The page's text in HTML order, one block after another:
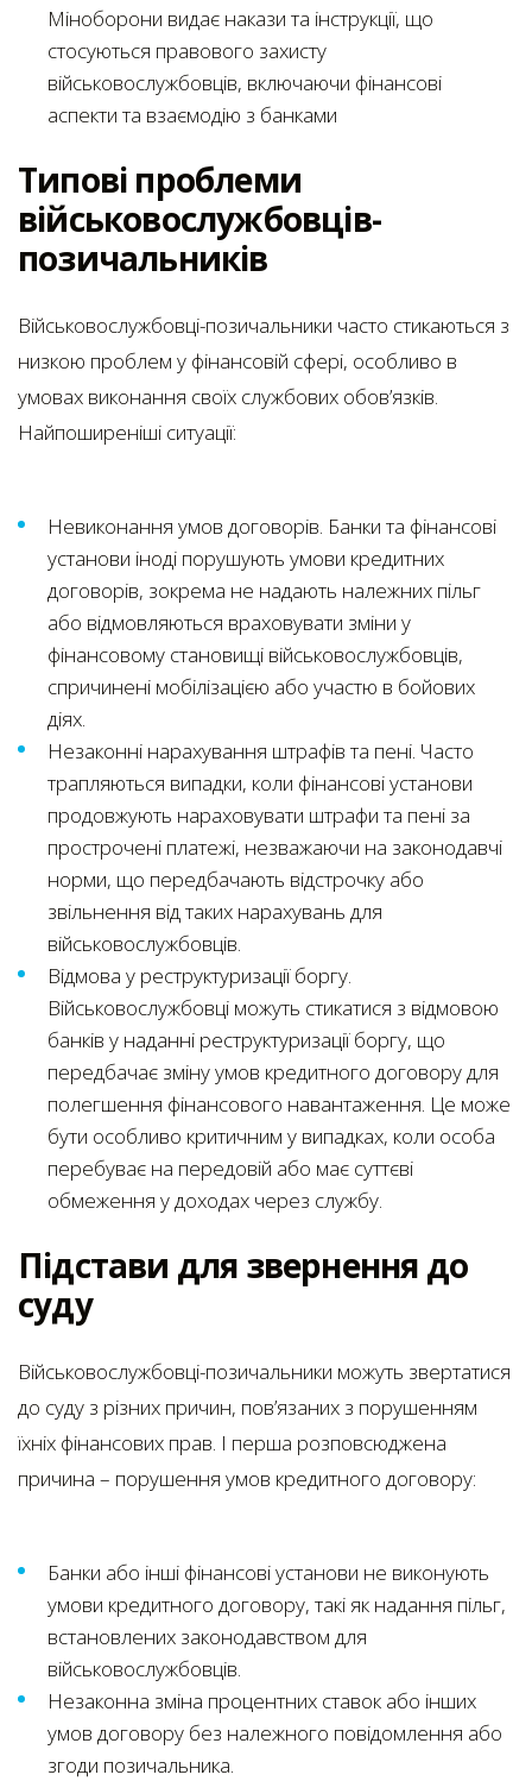
Міноборони видає накази та інструкції, що
стосуються правового захисту
військовослужбовців, включаючи фінансові
аспекти та взаємодію з банками
Типові проблеми
військовослужбовців-
позичальників
Військовослужбовці-позичальники часто стикаються з
низкою проблем у фінансовій сфері, особливо в
умовах виконання своїх службових обов’язків.
Найпоширеніші ситуації:
Невиконання умов договорів. Банки та фінансові
установи іноді порушують умови кредитних
договорів, зокрема не надають належних пільг
або відмовляються враховувати зміни у
фінансовому становищі військовослужбовців,
спричинені мобілізацією або участю в бойових
діях.
Незаконні нарахування штрафів та пені. Часто
трапляються випадки, коли фінансові установи
продовжують нараховувати штрафи та пені за
прострочені платежі, незважаючи на законодавчі
норми, що передбачають відстрочку або
звільнення від таких нарахувань для
військовослужбовців.
Відмова у реструктуризації боргу.
Військовослужбовці можуть стикатися з відмовою
банків у наданні реструктуризації боргу, що
передбачає зміну умов кредитного договору для
полегшення фінансового навантаження. Це може
бути особливо критичним у випадках, коли особа
перебуває на передовій або має суттєві
обмеження у доходах через службу.
Підстави для звернення до
суду
Військовослужбовці-позичальники можуть звертатися
до суду з різних причин, пов’язаних з порушенням
їхніх фінансових прав. І перша розповсюджена
причина – порушення умов кредитного договору:
Банки або інші фінансові установи не виконують
умови кредитного договору, такі як надання пільг,
встановлених законодавством для
військовослужбовців.
Незаконна зміна процентних ставок або інших
умов договору без належного повідомлення або
згоди позичальника.